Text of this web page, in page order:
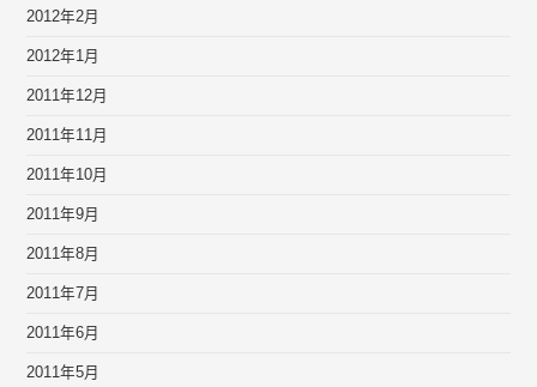
2012年2月
2012年1月
2011年12月
2011年11月
2011年10月
2011年9月
2011年8月
2011年7月
2011年6月
2011年5月